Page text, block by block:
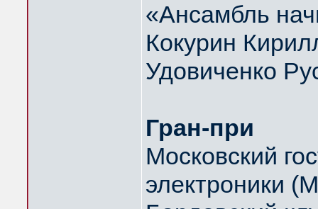
«Ансамбль
Кокурин
Удовиченко
Гран-при
Московский
электроники